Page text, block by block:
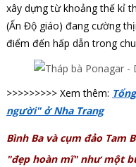
xây dựng từ khoảng thế kỉ
(Ấn Độ giáo) đang cường
điểm đến hấp dẫn trong
>>>>>>>>> Xem thêm:
người" ở Nha Trang
Bình Ba và cụm đảo Tam
"đẹp hoàn mĩ" như một